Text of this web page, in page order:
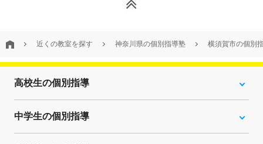
近くの教室を探す 神奈川県の個別指導塾 横須賀市の個別
高校生の個別指導
中学生の個別指導